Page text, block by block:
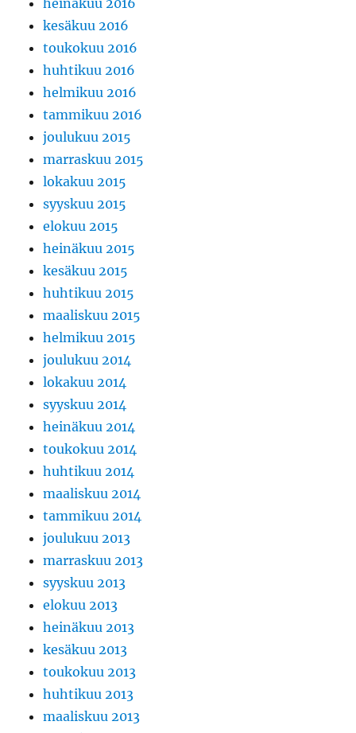
heinäkuu 2016
kesäkuu 2016
toukokuu 2016
huhtikuu 2016
helmikuu 2016
tammikuu 2016
joulukuu 2015
marraskuu 2015
lokakuu 2015
syyskuu 2015
elokuu 2015
heinäkuu 2015
kesäkuu 2015
huhtikuu 2015
maaliskuu 2015
helmikuu 2015
joulukuu 2014
lokakuu 2014
syyskuu 2014
heinäkuu 2014
toukokuu 2014
huhtikuu 2014
maaliskuu 2014
tammikuu 2014
joulukuu 2013
marraskuu 2013
syyskuu 2013
elokuu 2013
heinäkuu 2013
kesäkuu 2013
toukokuu 2013
huhtikuu 2013
maaliskuu 2013